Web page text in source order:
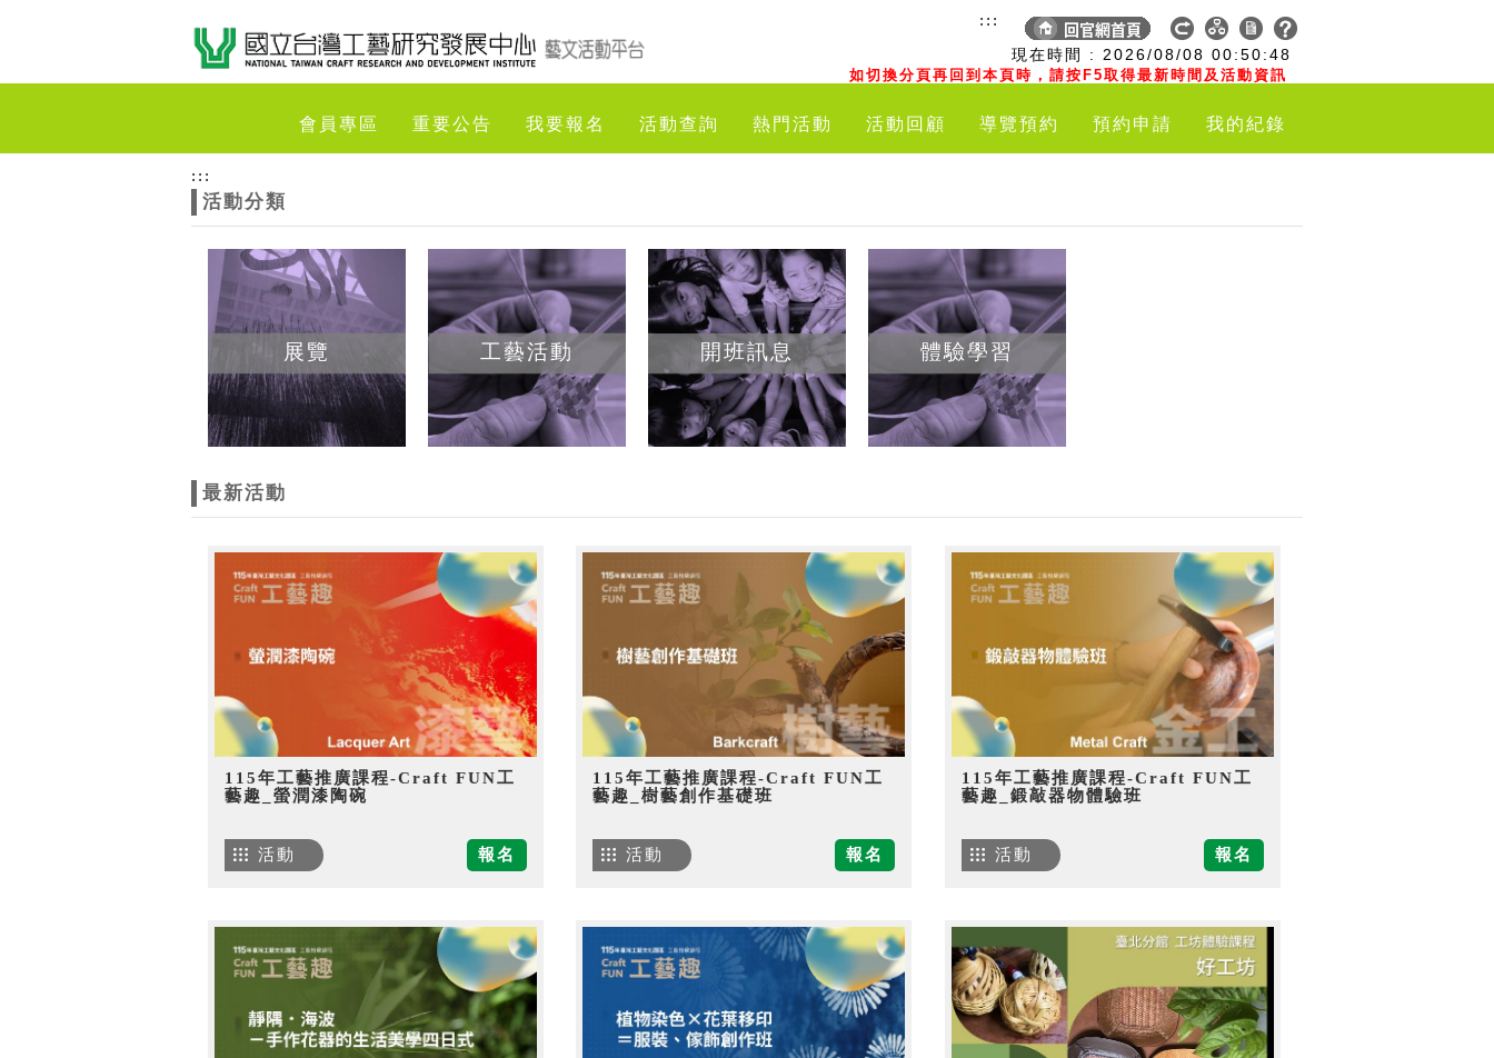
現在時間 : 2026/08/08 00:50:49
如切換分頁再回到本頁時，請按F5取得最新時間及活動資訊
:::
會員專區 重要公告 我要報名 活動查詢 熱門活動 活動回顧 導覽預約 預約申請 我的紀錄
:::
活動分類
展覽 工藝活動 開班訊息 體驗學習
最新活動
115年工藝推廣課程-Craft FUN工
藝趣_螢潤漆陶碗
報名
活動
115年工藝推廣課程-Craft FUN工
藝趣_樹藝創作基礎班
報名
活動
115年工藝推廣課程-Craft FUN工
藝趣_鍛敲器物體驗班
報名
活動